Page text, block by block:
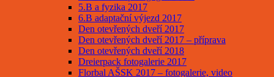
5.B a fyzika 2017
6.B adaptační výjezd 2017
Den otevřených dveří 2017
Den otevřených dveří 2017 – příprava
Den otevřených dveří 2018
Dreierpack fotogalerie 2017
Florbal AŠSK 2017 – fotogalerie, video